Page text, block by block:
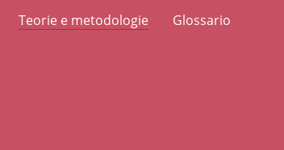
Teorie e metodologie Glossario